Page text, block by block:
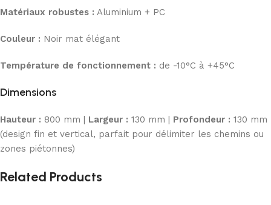
Matériaux robustes : Aluminium + PC
Couleur : Noir mat élégant
Température de fonctionnement : de -10°C à +45°C
Dimensions
Hauteur : 800 mm | Largeur : 130 mm | Profondeur : 130 mm
(design fin et vertical, parfait pour délimiter les chemins ou
zones piétonnes)
Related Products